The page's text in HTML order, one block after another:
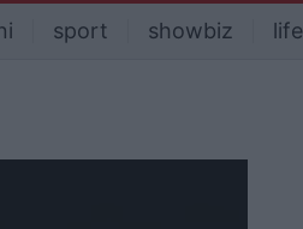
sport showbiz